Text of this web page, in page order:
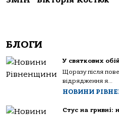
БЛОГИ
У святкових
Щоразу після
відрядження я...
НОВИНИ
Стус на гривні: